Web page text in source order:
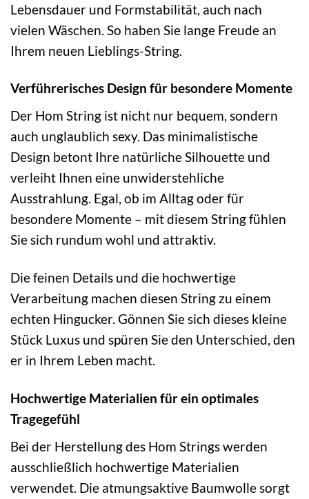
Lebensdauer und Formstabilität, auch nach
vielen Wäschen. So haben Sie lange Freude an
Ihrem neuen Lieblings-String.
Verführerisches Design für besondere Momente
Der Hom String ist nicht nur bequem, sondern
auch unglaublich sexy. Das minimalistische
Design betont Ihre natürliche Silhouette und
verleiht Ihnen eine unwiderstehliche
Ausstrahlung. Egal, ob im Alltag oder für
besondere Momente – mit diesem String fühlen
Sie sich rundum wohl und attraktiv.
Die feinen Details und die hochwertige
Verarbeitung machen diesen String zu einem
echten Hingucker. Gönnen Sie sich dieses kleine
Stück Luxus und spüren Sie den Unterschied, den
er in Ihrem Leben macht.
Hochwertige Materialien für ein optimales
Tragegefühl
Bei der Herstellung des Hom Strings werden
ausschließlich hochwertige Materialien
verwendet. Die atmungsaktive Baumwolle sorgt